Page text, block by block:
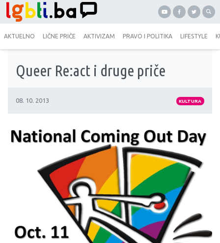
AKTUELNO LIČNE PRIČE AKTIVIZAM PRAVO I POLITIKA LIFESTYLE
Queer Re:act i druge priče
08. 10. 2013 KULTURA